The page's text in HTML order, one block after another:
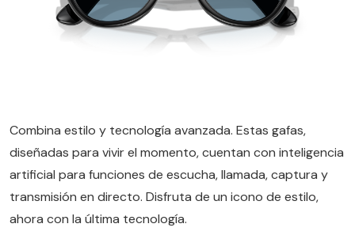
Combina estilo y tecnología avanzada. Estas gafas,
diseñadas para vivir el momento, cuentan con inteligencia
artificial para funciones de escucha, llamada, captura y
transmisión en directo. Disfruta de un icono de estilo,
ahora con la última tecnología.